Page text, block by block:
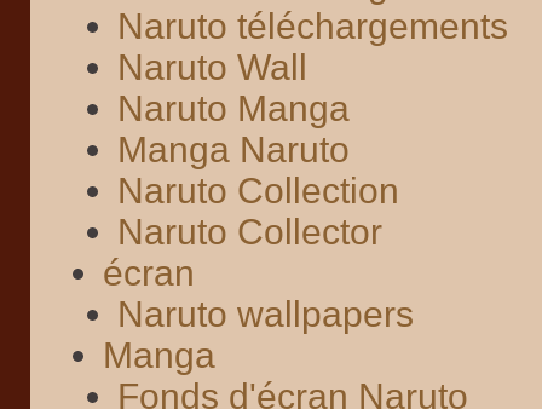
Naruto téléchargements
Naruto Wall
Naruto Manga
Manga Naruto
Naruto Collection
Naruto Collector
écran
Naruto wallpapers
Manga
Fonds d'écran Naruto